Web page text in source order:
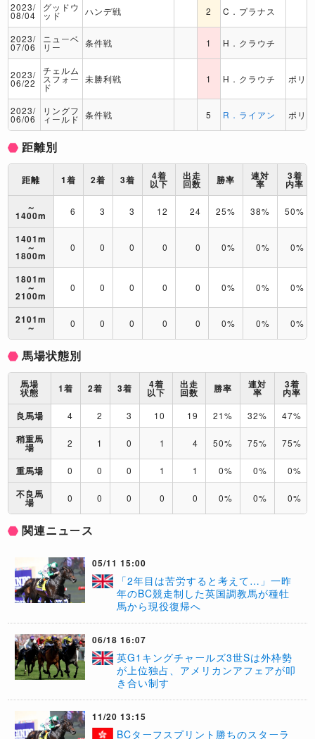
2023/
08/04
グッドウ
ッド ハンデ戦 2 C．プラナス
2023/
07/06
ニューベ
リー 条件戦 1 H．クラウチ
2023/
06/22
チェルム
スフォー
ド
未勝利戦 1 H．クラウチ ポリ
2023/
06/06
リングフ
ィールド 条件戦 5 R．ライアン ポリ
距離別
距離 1着 2着 3着 4着
以下
出走
回数 勝率 連対
率
3着
内率
～
1400m 6 3 3 12 24 25% 38% 50%
1401m
～
1800m
0 0 0 0 0 0% 0% 0%
1801m
～
2100m
0 0 0 0 0 0% 0% 0%
2101m
～ 0 0 0 0 0 0% 0% 0%
馬場状態別
馬場
状態 1着 2着 3着 4着
以下
出走
回数 勝率 連対
率
3着
内率
良馬場
4 2 3 10 19 21% 32% 47%
稍重馬
場 2 1 0 1 4 50% 75% 75%
重馬場 0 0 0 1 1 0% 0% 0%
不良馬
場 0 0 0 0 0 0% 0% 0%
関連ニュース
05/11 15:00
「2年目は苦労すると考えて…」一昨
年のBC競走制した英国調教馬が種牡
馬から現役復帰へ
06/18 16:07
英G1キングチャールズ3世Sは外枠勢
が上位独占、アメリカンアフェアが叩
き合い制す
11/20 13:15
BCターフスプリント勝ちのスターラ